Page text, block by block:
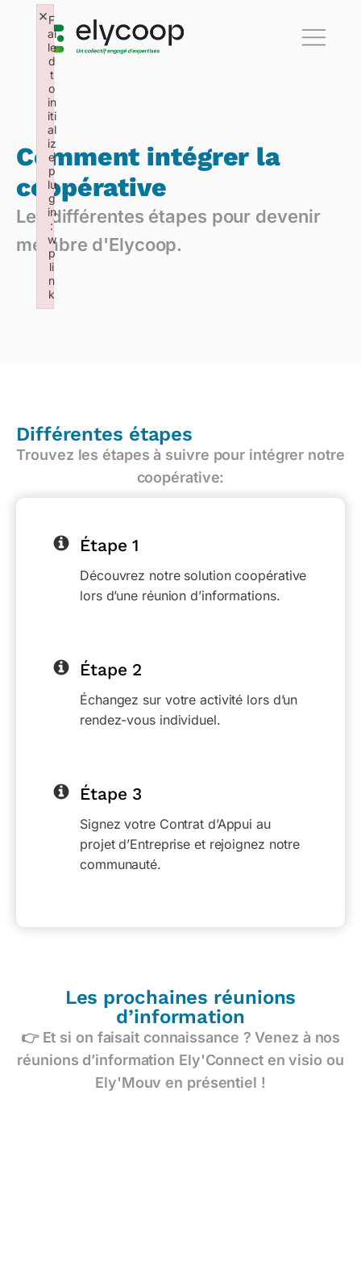
Comment intégrer la
coopérative
Les différentes étapes pour devenir
membre d'Elycoop.
Différentes étapes
Trouvez les étapes à suivre pour intégrer notre
coopérative:
Étape 1
Découvrez notre solution coopérative
lors d’une réunion d’informations.
Étape 2
Échangez sur votre activité lors d’un
rendez-vous individuel.
Étape 3
Signez votre Contrat d’Appui au
projet d’Entreprise et rejoignez notre
communauté.
Les prochaines réunions
d’information
👉 Et si on faisait connaissance ? Venez à nos
réunions d’information Ely'Connect en visio ou
Ely'Mouv en présentiel !
F
ai
le
d
t
o
in
iti
al
iz
e
p
lu
g
in
:
w
p
li
n
k
×
Failed to initialize plugin: wplink